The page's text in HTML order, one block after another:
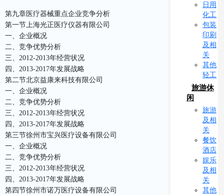
第九章医疗器械重点企业竞争分析
第一节上海光正医疗仪器有限公司
一、企业概况
二、竞争优势分析
三、2012-2013年经营状况
四、2013-2017年发展战略
第二节北京益康来科技有限公司
一、企业概况
二、竞争优势分析
三、2012-2013年经营状况
四、2013-2017年发展战略
第三节徐州市宝兴医疗设备有限公司
一、企业概况
二、竞争优势分析
三、2012-2013年经营状况
四、2013-2017年发展战略
第四节徐州市诺万医疗设备有限公司
日用
化工
包装
印刷
及相
关
其他
轻工
旅游休
闲
旅游
及相
关
餐饮
酒店
娱乐
及相
关
其他